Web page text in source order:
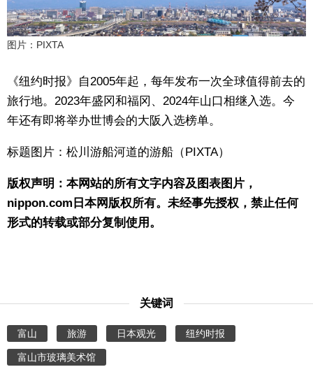
图片：PIXTA
《纽约时报》自2005年起，每年发布一次全球值得前去的
旅行地。2023年盛冈和福冈、2024年山口相继入选。今
年还有即将举办世博会的大阪入选榜单。
标题图片：松川游船河道的游船（PIXTA）
版权声明：本网站的所有文字内容及图表图片，
nippon.com日本网版权所有。未经事先授权，禁止任何
形式的转载或部分复制使用。
关键词
富山 旅游 日本观光 纽约时报
富山市玻璃美术馆